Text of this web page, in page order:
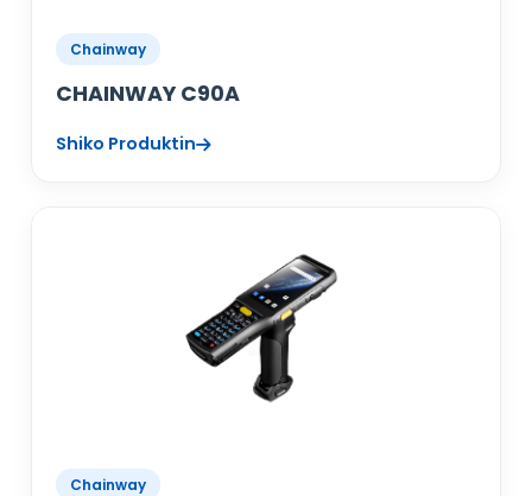
Chainway
CHAINWAY C90A
Shiko Produktin
Chainway